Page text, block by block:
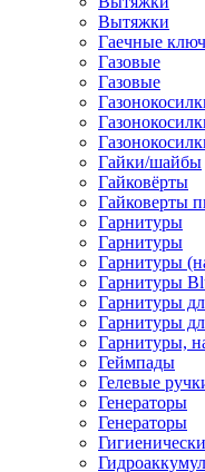
Вытяжки
Гаечные
Газовые
Газовые
Гайки/шайбы
Гайковёрты
Гайковерты
Гарнитуры
Гарнитуры
Гарнитуры
Гарнитуры
Гарнитуры
Гарнитуры
Гарнитуры,
Геймпады
Гелевые
Генераторы
Генераторы